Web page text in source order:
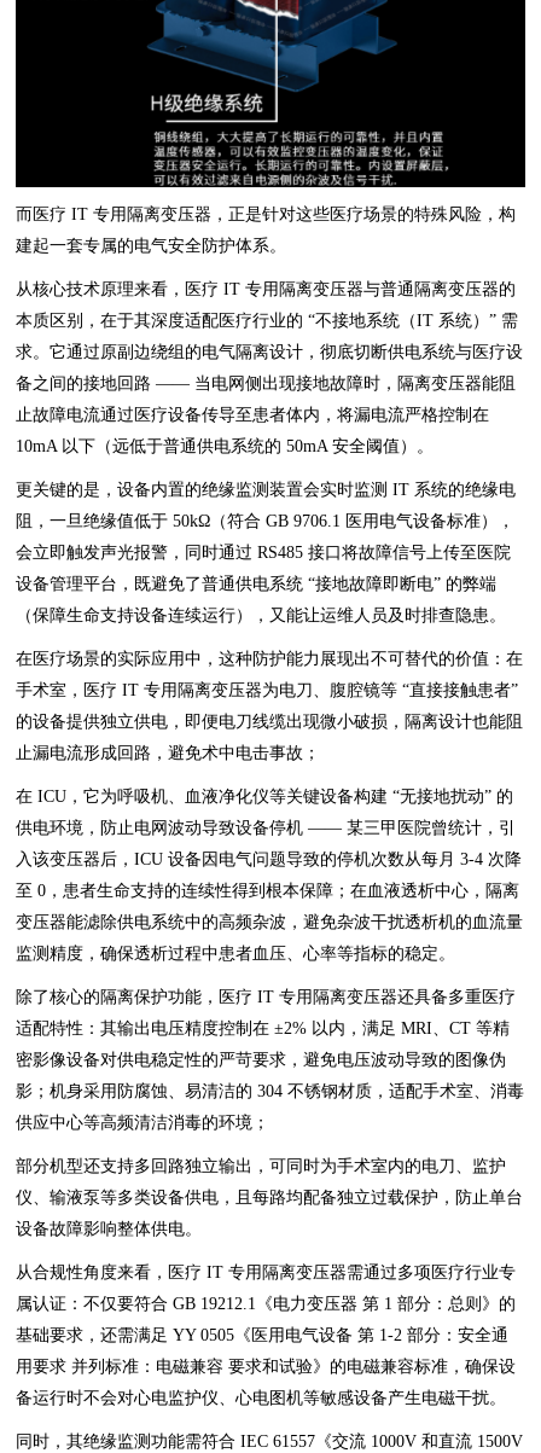
而医疗 IT 专用隔离变压器，正是针对这些医疗场景的特殊风险，构
建起一套专属的电气安全防护体系。
从核心技术原理来看，医疗 IT 专用隔离变压器与普通隔离变压器的
本质区别，在于其深度适配医疗行业的 “不接地系统（IT 系统）” 需
求。它通过原副边绕组的电气隔离设计，彻底切断供电系统与医疗设
备之间的接地回路 —— 当电网侧出现接地故障时，隔离变压器能阻
止故障电流通过医疗设备传导至患者体内，将漏电流严格控制在
10mA 以下（远低于普通供电系统的 50mA 安全阈值）。
更关键的是，设备内置的绝缘监测装置会实时监测 IT 系统的绝缘电
阻，一旦绝缘值低于 50kΩ（符合 GB 9706.1 医用电气设备标准），
会立即触发声光报警，同时通过 RS485 接口将故障信号上传至医院
设备管理平台，既避免了普通供电系统 “接地故障即断电” 的弊端
（保障生命支持设备连续运行），又能让运维人员及时排查隐患。
在医疗场景的实际应用中，这种防护能力展现出不可替代的价值：在
手术室，医疗 IT 专用隔离变压器为电刀、腹腔镜等 “直接接触患者”
的设备提供独立供电，即便电刀线缆出现微小破损，隔离设计也能阻
止漏电流形成回路，避免术中电击事故；
在 ICU，它为呼吸机、血液净化仪等关键设备构建 “无接地扰动” 的
供电环境，防止电网波动导致设备停机 —— 某三甲医院曾统计，引
入该变压器后，ICU 设备因电气问题导致的停机次数从每月 3-4 次降
至 0，患者生命支持的连续性得到根本保障；在血液透析中心，隔离
变压器能滤除供电系统中的高频杂波，避免杂波干扰透析机的血流量
监测精度，确保透析过程中患者血压、心率等指标的稳定。
除了核心的隔离保护功能，医疗 IT 专用隔离变压器还具备多重医疗
适配特性：其输出电压精度控制在 ±2% 以内，满足 MRI、CT 等精
密影像设备对供电稳定性的严苛要求，避免电压波动导致的图像伪
影；机身采用防腐蚀、易清洁的 304 不锈钢材质，适配手术室、消毒
供应中心等高频清洁消毒的环境；
部分机型还支持多回路独立输出，可同时为手术室内的电刀、监护
仪、输液泵等多类设备供电，且每路均配备独立过载保护，防止单台
设备故障影响整体供电。
从合规性角度来看，医疗 IT 专用隔离变压器需通过多项医疗行业专
属认证：不仅要符合 GB 19212.1《电力变压器 第 1 部分：总则》的
基础要求，还需满足 YY 0505《医用电气设备 第 1-2 部分：安全通
用要求 并列标准：电磁兼容 要求和试验》的电磁兼容标准，确保设
备运行时不会对心电监护仪、心电图机等敏感设备产生电磁干扰。
同时，其绝缘监测功能需符合 IEC 61557《交流 1000V 和直流 1500V